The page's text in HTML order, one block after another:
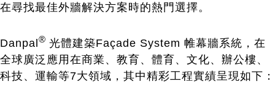
在尋找最佳外牆解決方案時的熱門選擇。
Danpal® 光體建築Façade System 帷幕牆系統，在
全球廣泛應用在商業、教育、體育、文化、辦公樓、
科技、運輸等7大領域，其中精彩工程實績呈現如下：